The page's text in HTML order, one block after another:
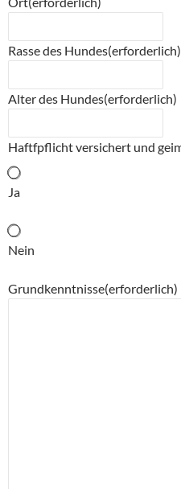
Rasse des Hundes(erforderlich)
Alter des Hundes(erforderlich)
Haftfpflicht versichert und
Ja
Nein
Grundkenntnisse(erforderlich)